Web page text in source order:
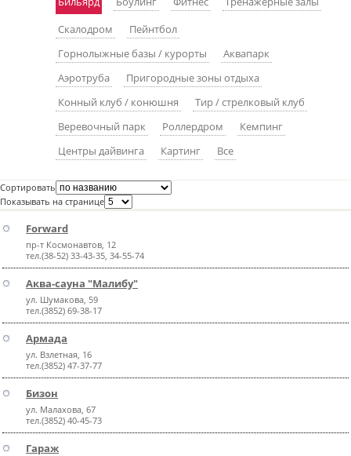
пїЅпїЅпїЅ
пїЅпїЅпїЅпїЅпїЅпїЅпїЅпїЅпїЅпїЅпїЅ
пїЅпїЅпїЅ
пїЅпїЅпїЅпїЅпїЅпїЅпїЅпїЅпїЅ
пїЅпїЅпїЅ пїЅпїЅпїЅпїЅпїЅ
пїЅпїЅпїЅ пїЅпїЅпїЅпїЅпїЅпїЅ
пїЅпїЅпїЅпїЅпїЅ
пїЅпїЅпїЅпїЅпїЅпїЅпїЅпїЅпїЅпїЅ
пїЅпїЅпїЅпїЅпїЅпїЅпїЅпїЅпїЅпїЅ
Скалодром
Пейнтбол
Горнолыжные базы / курорты
Аквапарк
Аэротруба
Пригородные зоны отдыха
Конный клуб / конюшня
Тир / стрелковый клуб
Веревочный парк
Роллердром
Кемпинг
Центры дайвинга
Картинг Все
Сортировать
Показывать на странице
Forward
пр-т Космонавтов, 12
тел.(38-52) 33-43-35, 34-55-74
Аква-сауна "Малибу"
ул. Шумакова, 59
тел.(3852) 69-38-17
Армада
ул. Взлетная, 16
тел.(3852) 47-37-77
Бизон
ул. Малахова, 67
тел.(3852) 40-45-73
Гараж